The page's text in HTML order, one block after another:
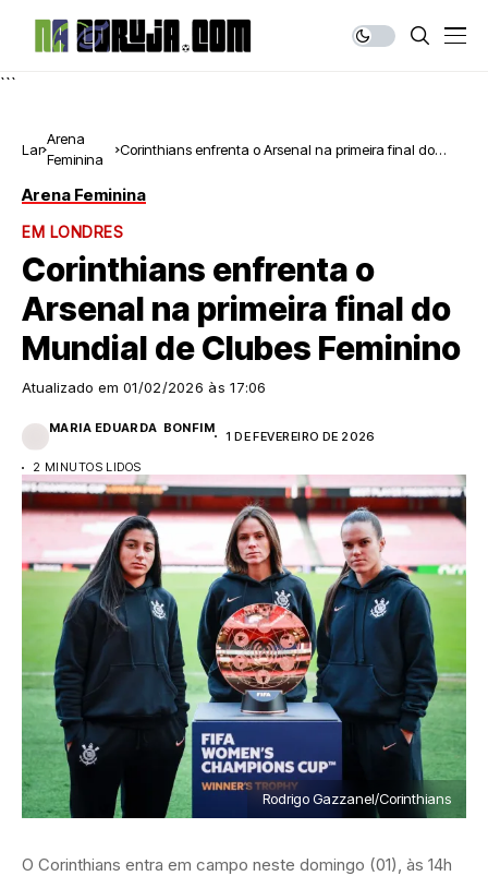
```
Lar
Arena
Feminina
Corinthians enfrenta o Arsenal na primeira final do
Arena Feminina
EM LONDRES
Corinthians enfrenta o
Arsenal na primeira final do
Mundial de Clubes Feminino
Atualizado em 01/02/2026 às 17:06
MARIA EDUARDA BONFIM
1 DE FEVEREIRO DE 2026
2 MINUTOS LIDOS
Rodrigo Gazzanel/Corinthians
O Corinthians entra em campo neste domingo (01), às 14h